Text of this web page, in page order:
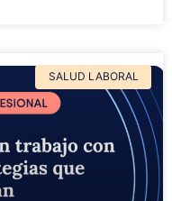
SALUD LABORAL